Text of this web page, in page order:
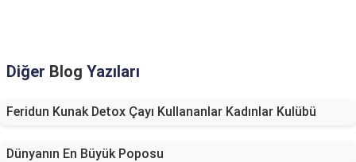
Diğer Blog Yazıları
Feridun Kunak Detox Çayı Kullananlar Kadınlar Kulübü
Dünyanın En Büyük Poposu